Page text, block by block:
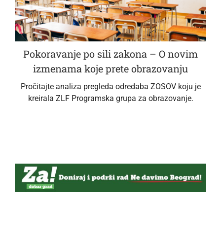
Pokoravanje po sili zakona – O novim
izmenama koje prete obrazovanju
Pročitajte analiza pregleda odredaba ZOSOV koju je
kreirala ZLF Programska grupa za obrazovanje.